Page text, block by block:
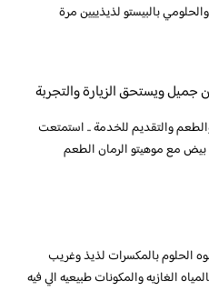
بالبيستو لذيذييين مرة
ويستحق الزيارة والتجربة
والتقديم للخدمة .. استمتعت
مع موهيتو الرمان الطعم
الحلوم بالمكسرات لذيذ وغريب
الغازيه والمكونات طبيعيه الي فيه